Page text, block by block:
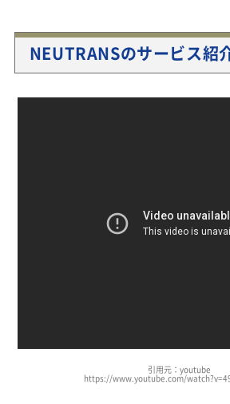
NEUTRANSのサービス紹
引用元：youtube
https://www.youtube.com/